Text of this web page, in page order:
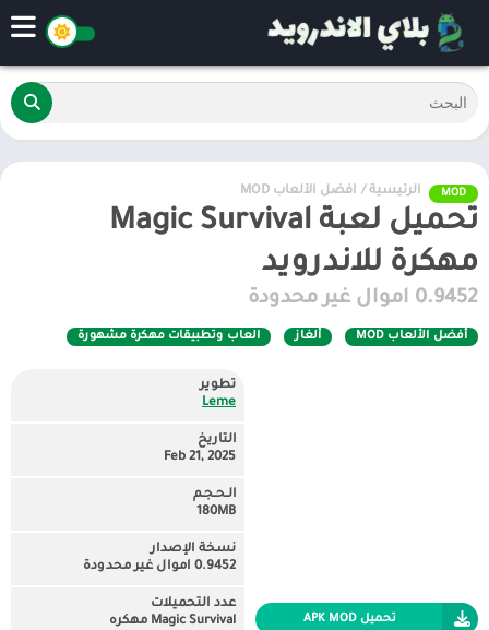
MOD الرئيسية / أفضل الألعاب MOD
تحميل لعبة Magic Survival
مهكرة للاندرويد
0.9452 اموال غير محدودة
أفضل الألعاب MOD ألغاز العاب وتطبيقات مهكرة مشهورة
تحميل APK MOD
تطوير
Leme‏
التاريخ
Feb 21, 2025
الـحـجـم
180MB
نسخة الإصدار
0.9452 اموال غير محدودة
عدد التحميلات
Magic Survival مهكره